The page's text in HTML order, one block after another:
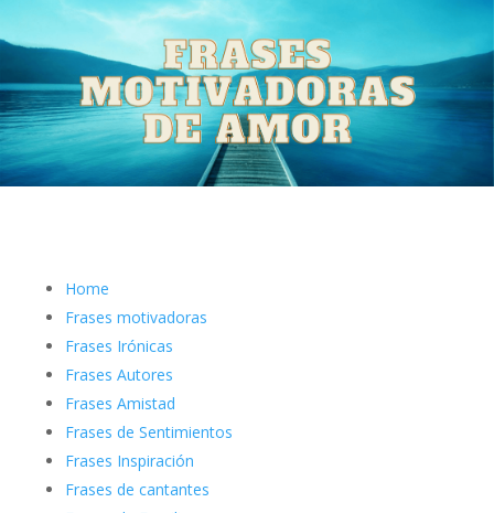
Home
Frases motivadoras
Frases Irónicas
Frases Autores
Frases Amistad
Frases de Sentimientos
Frases Inspiración
Frases de cantantes